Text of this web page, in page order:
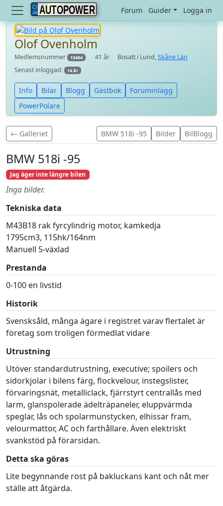
AUTOPOWER Forum Guider Logga in
Olof Ovenholm
Medlemsnummer 13494 41 år Bosatt i Lund,Skåne Län
Senast inloggad:
14 år
Info Bilar Blogg Gästbok
Foruminlägg
PowerPolare
Galleriet BMW 518i -95 Bilder BilBlogg
BMW 518i -95
Jag äger inte längre bilen
Inga bilder.
Tekniska data
M43B18 rak fyrcylindrig motor, kamkedja
1795cm3, 115hk/164nm
Manuell 5-växlad
Prestanda
0-100 en livstid
Historik
Svensksåld, många ägare i registret varav flertalet är
företag som troligen förmedlat vidare
Utrustning
Utöver standardutrustning, executive; spoilers och
sidorkjolar i bilens färg, flockvelour, instegslister,
förvaringsnät, metalliclack, fjärrstyrt centrallås med
larm, glanspolerade ädelträpaneler, eluppvärmda
speglar, lås och spolarmunstycken, elhissar fram,
velourmattor, AC och farthållare. Även elektriskt
svankstöd på förarsidan.
Detta ska göras
Lite begynnande rost på bakluckans kant och nåt mer
ställe att åtgärda.